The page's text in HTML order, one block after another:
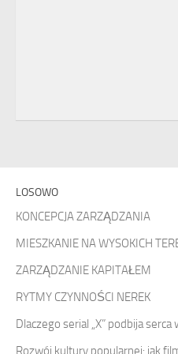
LOSOWO
KONCEPCJA ZARZĄDZANIA
MIESZKANIE NA WYSOKICH
ZARZĄDZANIE KAPITAŁEM
RYTMY CZYNNOŚCI NEREK
Dlaczego serial „X” podbija serca
Rozwój kultury popularnej: jak